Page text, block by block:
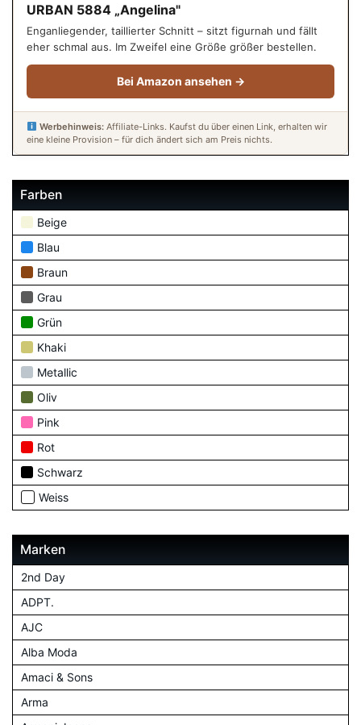
URBAN 5884 „Angelina"
Enganliegender, taillierter Schnitt – sitzt figurnah und fällt
eher schmal aus. Im Zweifel eine Größe größer bestellen.
Bei Amazon ansehen →
Werbehinweis:Affiliate-Links. Kaufst du über einen Link, erhalten wir
eine kleine Provision – für dich ändert sich am Preis nichts.
Farben
Beige
Blau
Braun
Grau
Grün
Khaki
Metallic
Oliv
Pink
Rot
Schwarz
Weiss
Marken
2nd Day
ADPT.
AJC
Alba Moda
Amaci & Sons
Arma